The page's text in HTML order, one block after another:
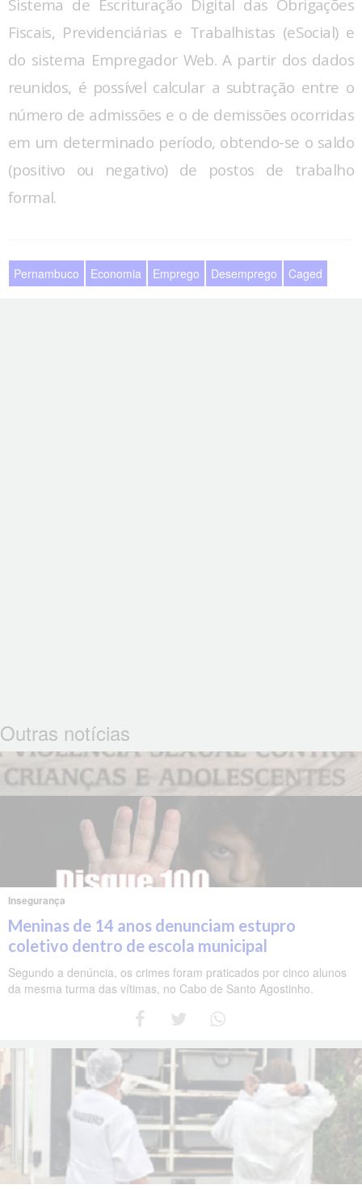
Sistema de Escrituração Digital das Obrigações
Fiscais, Previdenciárias e Trabalhistas (eSocial) e
do sistema Empregador Web. A partir dos dados
reunidos, é possível calcular a subtração entre o
número de admissões e o de demissões ocorridas
em um determinado período, obtendo-se o saldo
(positivo ou negativo) de postos de trabalho
formal.
Pernambuco Economia Emprego Desemprego Caged
Outras notícias
Insegurança
Meninas de 14 anos denunciam estupro
coletivo dentro de escola municipal
Segundo a denúncia, os crimes foram praticados por cinco alunos
da mesma turma das vítimas, no Cabo de Santo Agostinho.